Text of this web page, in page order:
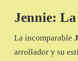
Jennie:
La incomparable
arrollador y su